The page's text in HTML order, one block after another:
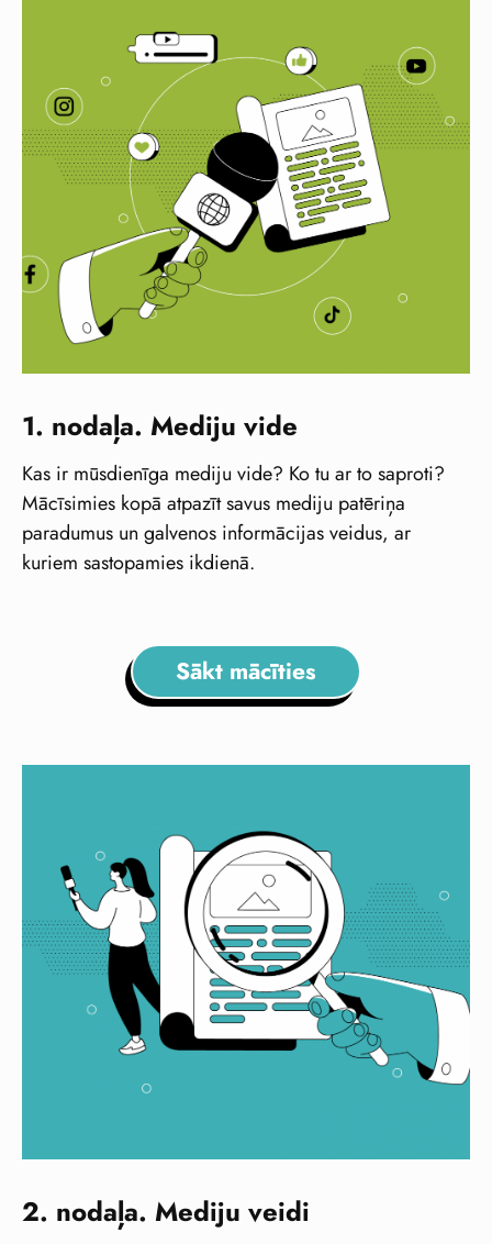
1. nodaļa. Mediju vide
Kas ir mūsdienīga mediju vide? Ko tu ar to saproti?
Mācīsimies kopā atpazīt savus mediju patēriņa
paradumus un galvenos informācijas veidus, ar
kuriem sastopamies ikdienā.
Sākt mācīties
2. nodaļa. Mediju veidi